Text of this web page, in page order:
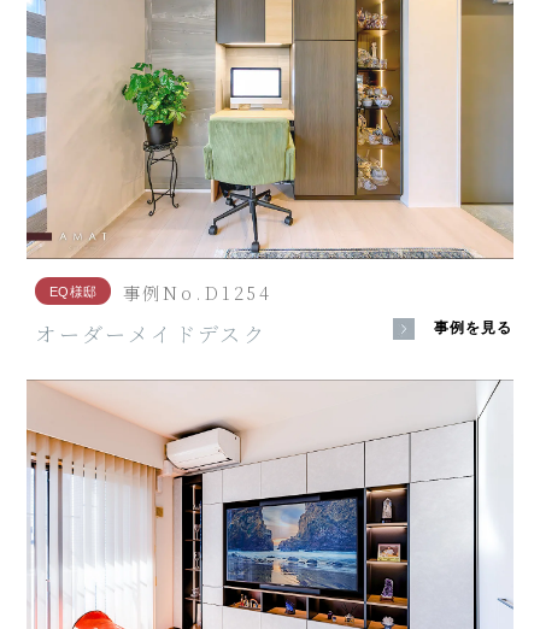
EQ様邸 事例No.D1254
オーダーメイドデスク 事例を見る